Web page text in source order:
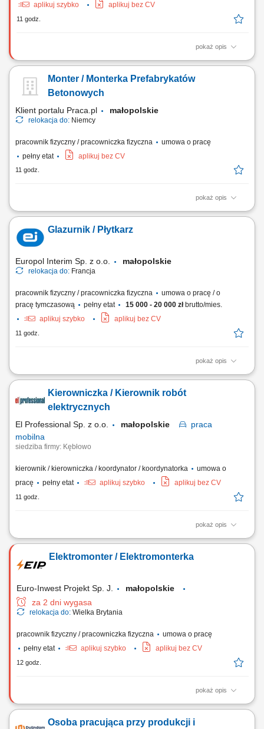
aplikuj szybko
aplikuj bez CV
11 godz.
pokaż opis
Zakres obowiązków: Przygotowywanie oraz rozwijanie mat
Workowanie nawozów. Obsługa maszyn i urządzeń rolniczych.
Monter / Monterka Prefabrykatów
Betonowych
Klient portalu Praca.pl małopolskie
relokacja do: Niemcy
pracownik fizyczny / pracowniczka fizyczna
umowa o pracę
pełny etat
aplikuj bez CV
11 godz.
pokaż opis
Udział w produkcji prefabrykatów betonowych. Obsługa maszyn i
betoniarskich zgodnie z dokumentacją i wytycznymi. Pomoc przy
przygotowaniu szalunków i zbrojeń. Dbanie o jakość wykonywanej
Glazurnik / Płytkarz
Europol Interim Sp. z o.o. małopolskie
relokacja do: Francja
pracownik fizyczny / pracowniczka fizyczna
umowa o pracę / o
pracę tymczasową
pełny etat 15 000 - 20 000 złbrutto/mies.
aplikuj szybko
aplikuj bez CV
11 godz.
pokaż opis
Poszukujemy od zaraz do pracy we Francji (73200 Albertville)
w zawodzie, mile widziane posiadanie prawa jazdy, znajomość języka
nie jest wymagana. Praca do końca roku 2026 z możliwością powrotu w
Kierowniczka / Kierownik robót
elektrycznych
El Professional Sp. z o.o. małopolskie
praca
mobilna
siedziba firmy: Kębłowo
kierownik / kierowniczka / koordynator / koordynatorka
umowa o
pracę
pełny etat aplikuj szybko aplikuj bez CV
11 godz.
pokaż opis
Zadania: Nadzorowanie i odbiór robót z branży elektrycznej i
ilościowe, weryfikacja harmonogramów) Zarządzanie współpracą z
podwykonawcami i bieżąca kontrola budżetu; Prowadzenie
Elektromonter / Elektromonterka
Euro-Inwest Projekt Sp. J.
małopolskie
za 2 dni wygasa
relokacja do: Wielka Brytania
pracownik fizyczny / pracowniczka fizyczna
umowa o pracę
pełny etat
aplikuj szybko aplikuj bez CV
12 godz.
pokaż opis
Montaż i budowa tras oraz linii kablowych. Instalacja gniazdek,
sterowania i oświetlenia. Montaż rozdzielnic i szaf sterowniczych.
Osoba pracująca przy produkcji i